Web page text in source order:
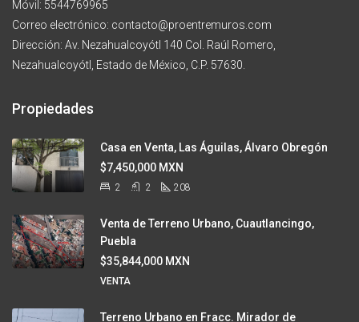
Móvil: 5544769965
Correo electrónico: contacto@proentremuros.com
Dirección: Av. Nezahualcoyótl 140 Col. Raúl Romero,
Nezahualcoyótl, Estado de México, C.P. 57630.
Propiedades
Casa en Venta, Las Águilas, Álvaro Obregón
$7,450,000 MXN
Venta de Terreno Urbano, Cuautlancingo,
Puebla
$35,844,000 MXN